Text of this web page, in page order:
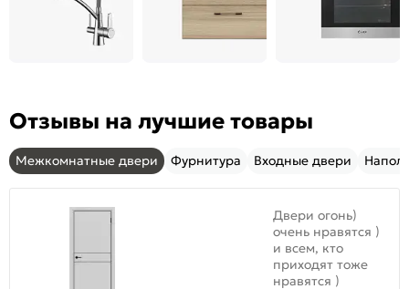
Отзывы на лучшие товары
Межкомнатные двери Фурнитура Входные двери
Двери огонь)
очень нравятся )
и всем, кто
приходят тоже
нравятся )